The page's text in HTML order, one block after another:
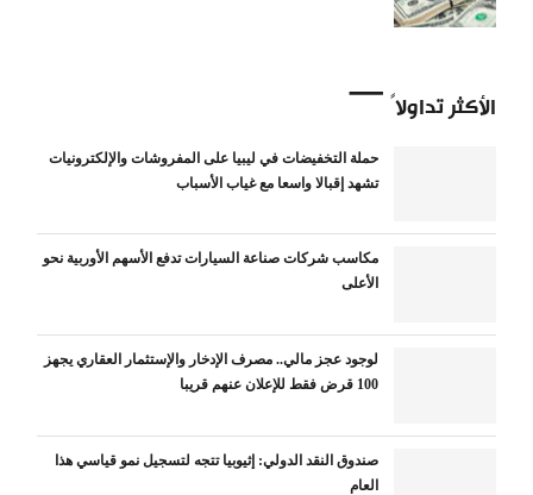
الأكثر تداولاً
حملة التخفيضات في ليبيا على المفروشات والإلكترونيات
تشهد إقبالا واسعا مع غياب الأسباب
مكاسب شركات صناعة السيارات تدفع الأسهم الأوربية نحو
الأعلى
لوجود عجز مالي.. مصرف الإدخار والإستثمار العقاري يجهز
100 قرض فقط للإعلان عنهم قريبا
صندوق النقد الدولي: إثيوبيا تتجه لتسجيل نمو قياسي هذا
العام